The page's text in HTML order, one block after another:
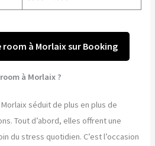
room à Morlaix sur Booking
à Morlaix ?
séduit de plus en plus de
Tout d’abord, elles offrent une
du stress quotidien. C’est l’occasion